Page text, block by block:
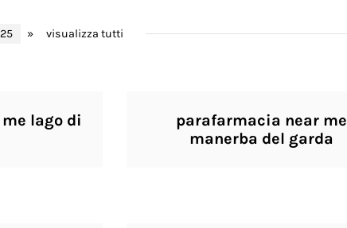
25 » visualizza tutti
lago di
parafarmacia near me
manerba del garda